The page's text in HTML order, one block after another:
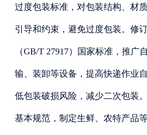
过度包装标准，对包装结构、材
引导和约束，避免过度包装。修
（GB/T 27917）国家标准，推广
输、装卸等设备，提高快递作业
低包装破损风险，减少二次包装
基本规范，制定生鲜、农特产品